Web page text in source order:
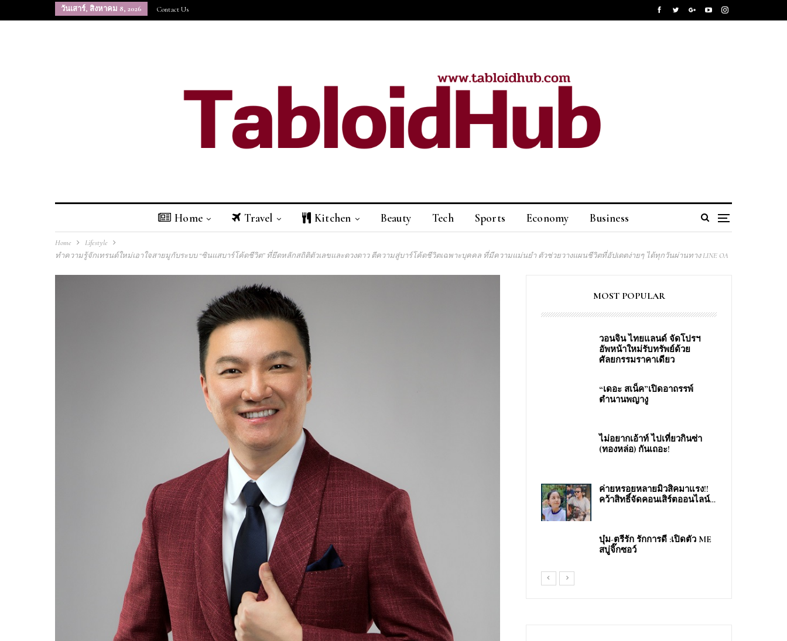
วันเสาร์, สิงหาคม 8, 2026 Contact Us
Home Travel Kitchen Beauty Tech Sports Economy Business
Home
Lifestyle​
ทำความรู้จักเทรนด์ใหม่เอาใจสายมูกับระบบ “ซินแสบาร์โค้ดชีวิต” ที่ยึดหลักสถิติตัวเลขและดวงดาว ตีความสู่บาร์โค้ดชีวิตเฉพาะบุคคล ที่มีความแม่นยำ ตัวช่วยวางแผนชีวิตที่อัปเดตง่ายๆ ได้ทุกวันผ่านทาง LINE OA
MOST POPULAR
สาว ตะลุย FIM ASIA CUP OF
ROAD RACING…
“เคี่ยนหงวน” แต่งตั้ง ซีบีอาร์อี
ประเทศไทย…
วอนจิน ไทยแลนด์ จัดโปรฯ
อัพหน้าใหม่รับทรัพย์ด้วย
ศัลยกรรมราคาเดียว
“เดอะ สเน็ค”เปิดอาถรรพ์
ตำนานพญางู
ไม่อยากเอ้าท์ ไปเที่ยวกินซ่า
(ทองหล่อ) กันเถอะ!
ค่ายหรอยหลายมิวสิคมาแรง!!
คว้าสิทธิ์จัดคอนเสิร์ตออนไลน์…
บุ๋ม-ตรีรัก รักการดี​ ​:เปิดตัว​ ME​
สบู่จิ๊ก​ซอว์​